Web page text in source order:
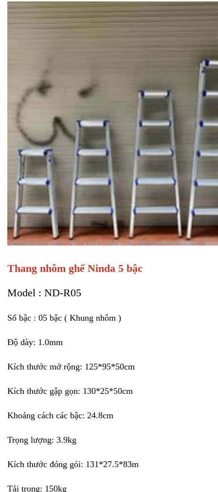
Thang nhôm ghế Ninda 5 bậc
Model : ND-R05
Số bậc : 05 bậc ( Khung nhôm )
Độ dày: 1.0mm
Kích thước mở rộng: 125*95*50cm
Kích thước gập gọn: 130*25*50cm
Khoảng cách các bậc: 24.8cm
Trọng lượng: 3.9kg
Kích thước đóng gói: 131*27.5*83m
Tải trọng: 150kg